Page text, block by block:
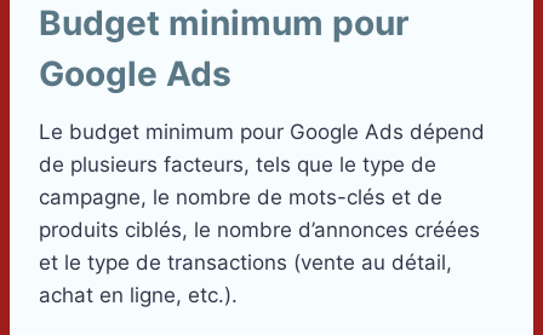
Budget minimum pour
Google Ads
Le budget minimum pour Google Ads dépend
de plusieurs facteurs, tels que le type de
campagne, le nombre de mots-clés et de
produits ciblés, le nombre d’annonces créées
et le type de transactions (vente au détail,
achat en ligne, etc.).